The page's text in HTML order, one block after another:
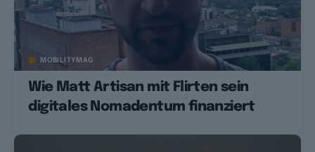
MOBILITYMAG
Wie Matt Artisan mit Flirten sein
digitales Nomadentum finanziert